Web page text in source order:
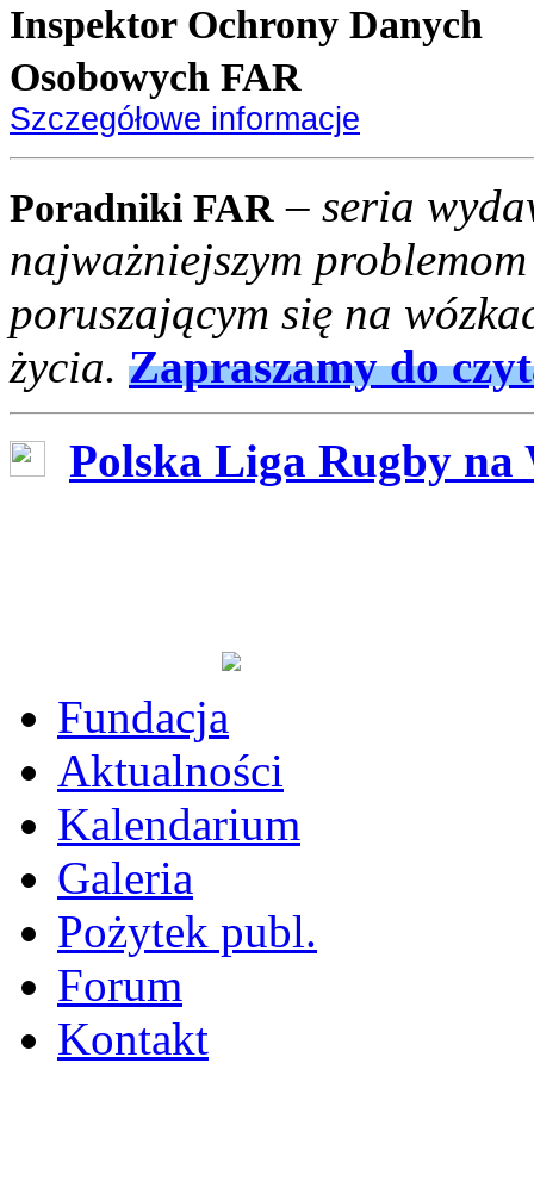
Inspektor Ochrony Danych
Osobowych FAR
Szczegółowe informacje
Poradniki FAR – seria
najważniejszym
poruszającym się na
życia. Zapraszamy do
Polska Liga Rugby na
Fundacja
Aktualności
Kalendarium
Galeria
Pożytek publ.
Forum
Kontakt